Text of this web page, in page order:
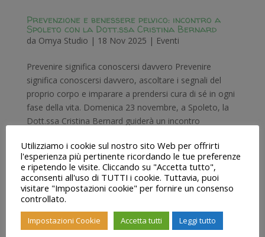
Prevenzione e benessere pelvico: incontro a
Spoleto con la Dott.ssa Cristina Bernard
da Omya Studio | 18 Nov 2025 | Eventi
Prevenire significa conoscersi davvero Prevenire
significa conoscersi davvero, ascoltare i segnali del
proprio corpo e imparare a prendersi cura di sé in ogni
fase della vita. Domenica 23 novembre, a Spoleto, la
Dott.ssa Cristina Bernard guiderà un incontro
Articoli recenti
Qigong e Tai Chi al mare con Omya Studio
Utilizziamo i cookie sul nostro sito Web per offrirti
l'esperienza più pertinente ricordando le tue preferenze
e ripetendo le visite. Cliccando su "Accetta tutto",
acconsenti all'uso di TUTTI i cookie. Tuttavia, puoi
visitare "Impostazioni cookie" per fornire un consenso
controllato.
Impostazioni Cookie Accetta tutti Leggi tutto